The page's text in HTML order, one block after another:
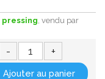
pressing , vendu par
- +
Ajouter au panier